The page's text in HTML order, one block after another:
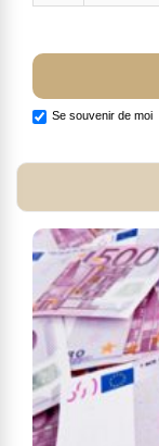
Se souvenir de moi